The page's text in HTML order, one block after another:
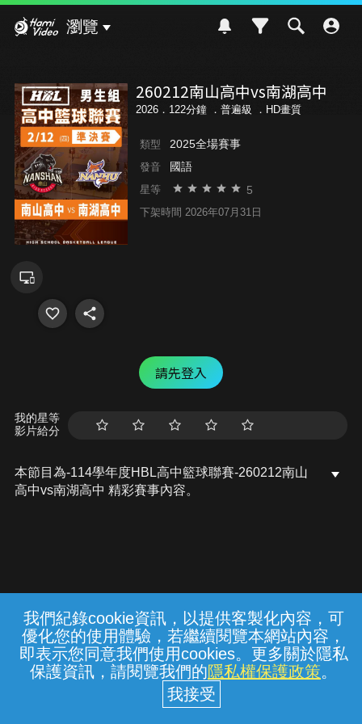
我們紀錄cookie資訊，以提供客製化內容，可
優化您的使用體驗，若繼續閱覽本網站內容，
即表示您同意我們使用cookies。更多關於隱私
保護資訊，請閱覽我們的隱私權保護政策。
瀏覽
260212南山高中vs南湖高中
2026．122分鐘 ． 普遍級 ．HD畫質
類型 2025全場賽事
發音 國語
星等 5
下架時間 2026年07月31日
請先登入
我的星等
影片給分
本節目為-114學年度HBL高中籃球聯賽-260212南山
高中vs南湖高中 精彩賽事內容。
常見問題 線上客服 服務條款 隱私權保護
中華電信股份有限公司個人家庭分公司
(統一編號：96979949) © 2026
{{notifyMsg}}